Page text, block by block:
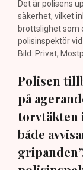
Det är polisens
säkerhet, vilket
brottslighet som
polisinspektör
Bild: Privat,
Polisen
på
torvtäkten
både